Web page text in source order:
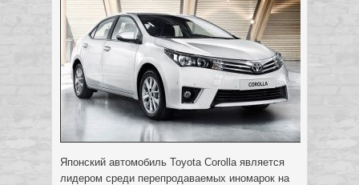
Японский автомобиль Toyota Corolla является
лидером среди перепродаваемых иномарок на